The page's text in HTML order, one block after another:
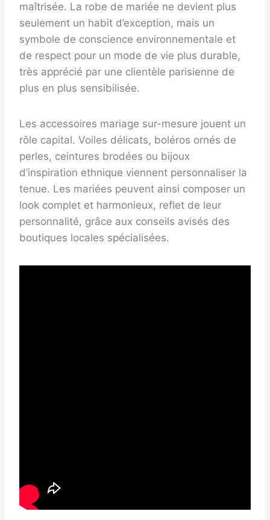
maîtrisée. La robe de mariée ne devient plus
seulement un habit d’exception, mais un
symbole de conscience environnementale et
de respect pour un mode de vie plus durable,
très apprécié par une clientèle parisienne de
plus en plus sensibilisée.
Les accessoires mariage sur-mesure jouent un
rôle capital. Voiles délicats, boléros ornés de
perles, ceintures brodées ou bijoux
d’inspiration ethnique viennent personnaliser la
tenue. Les mariées peuvent ainsi composer un
look complet et harmonieux, reflet de leur
personnalité, grâce aux conseils avisés des
boutiques locales spécialisées.